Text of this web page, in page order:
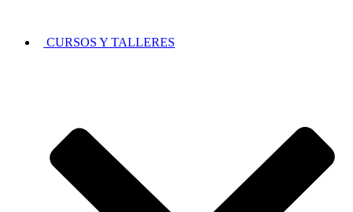
CURSOS Y TALLERES